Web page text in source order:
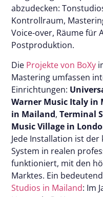
abzudecken:
Kontrollraum,
Voice-over, Räume für
Postproduktion.
Die Projekte von BoXy
Mastering umfassen
Einrichtungen:
Warner Music Italy in
in Mailand,Terminal
Music Village in
Jede Installation ist der
System in realen
funktioniert, mit den
Marktes. Ein
Studios in Mailand: Im